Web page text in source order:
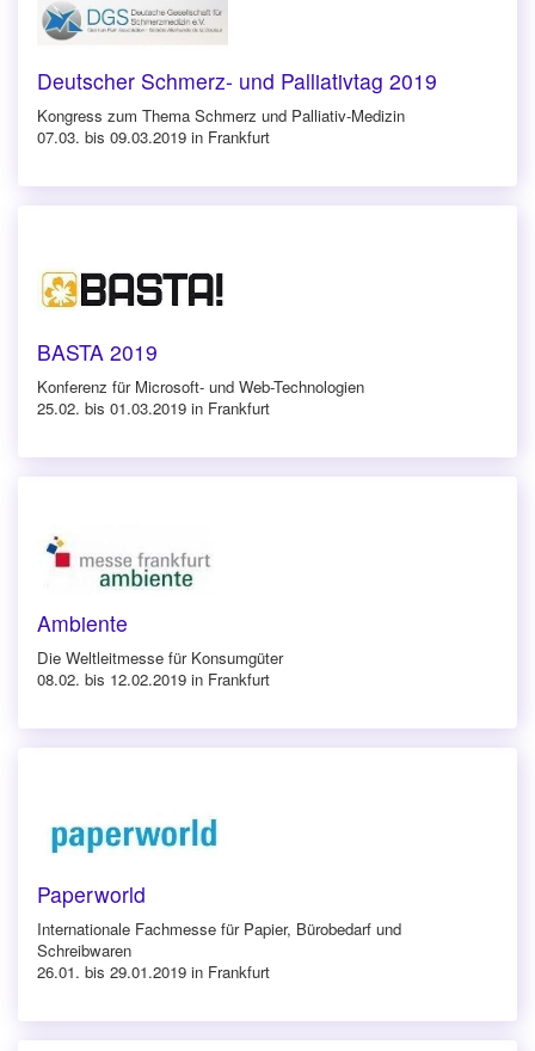
Deutscher Schmerz- und Palliativtag 2019
Kongress zum Thema Schmerz und Palliativ-Medizin
07.03. bis 09.03.2019 in Frankfurt
BASTA 2019
Konferenz für Microsoft- und Web-Technologien
25.02. bis 01.03.2019 in Frankfurt
Ambiente
Die Weltleitmesse für Konsumgüter
08.02. bis 12.02.2019 in Frankfurt
Paperworld
Internationale Fachmesse für Papier, Bürobedarf und
Schreibwaren
26.01. bis 29.01.2019 in Frankfurt